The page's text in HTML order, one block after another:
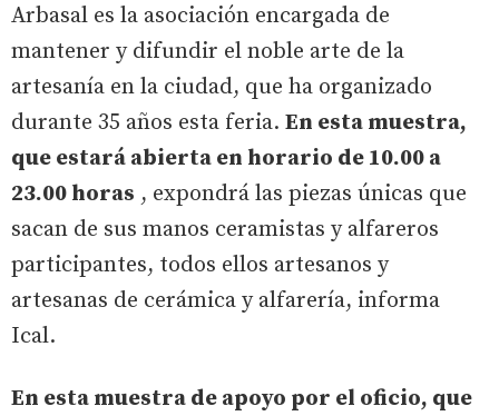
Arbasal es la asociación encargada de
mantener y difundir el noble arte de la
artesanía en la ciudad, que ha organizado
durante 35 años esta feria. En esta muestra,
que estará abierta en horario de 10.00 a
23.00 horas , expondrá las piezas únicas que
sacan de sus manos ceramistas y alfareros
participantes, todos ellos artesanos y
artesanas de cerámica y alfarería, informa
Ical.
En esta muestra de apoyo por el oficio, que